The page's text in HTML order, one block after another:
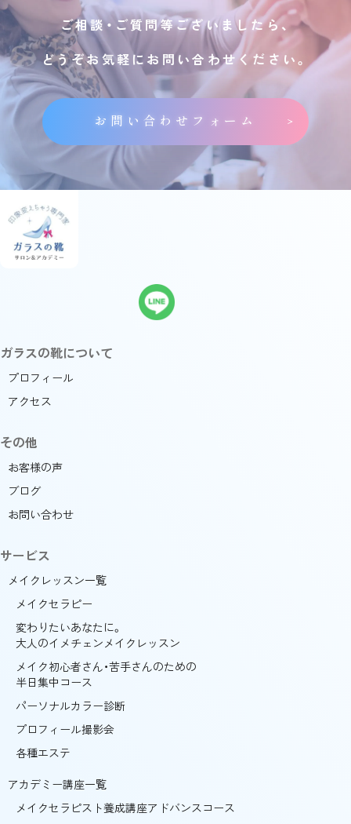
ご相談・ご質問等ございましたら、
どうぞお気軽にお問い合わせください。
お問い合わせフォーム
ガラスの靴について
プロフィール
アクセス
その他
お客様の声
ブログ
お問い合わせ
サービス
メイクレッスン一覧
メイクセラピー
変わりたいあなたに。
大人のイメチェンメイクレッスン
メイク初心者さん・苦手さんのための
半日集中コース
パーソナルカラー診断
プロフィール撮影会
各種エステ
アカデミー講座一覧
メイクセラピスト養成講座アドバンスコース